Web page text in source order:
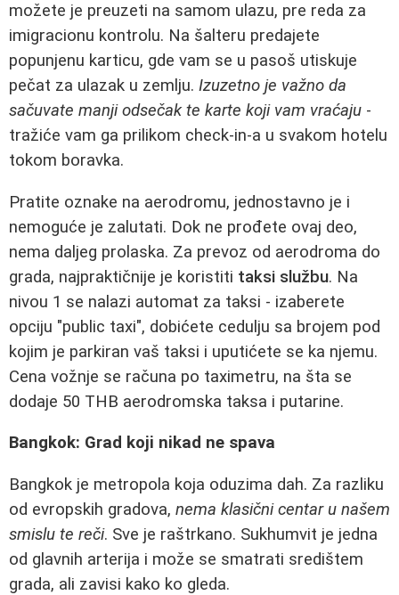
možete je preuzeti na samom ulazu, pre reda za
imigracionu kontrolu. Na šalteru predajete
popunjenu karticu, gde vam se u pasoš utiskuje
pečat za ulazak u zemlju. Izuzetno je važno da
sačuvate manji odsečak te karte koji vam vraćaju -
tražiće vam ga prilikom check-in-a u svakom hotelu
tokom boravka.
Pratite oznake na aerodromu, jednostavno je i
nemoguće je zalutati. Dok ne prođete ovaj deo,
nema daljeg prolaska. Za prevoz od aerodroma do
grada, najpraktičnije je koristiti taksi službu. Na
nivou 1 se nalazi automat za taksi - izaberete
opciju "public taxi", dobićete cedulju sa brojem pod
kojim je parkiran vaš taksi i uputićete se ka njemu.
Cena vožnje se računa po taximetru, na šta se
dodaje 50 THB aerodromska taksa i putarine.
Bangkok: Grad koji nikad ne spava
Bangkok je metropola koja oduzima dah. Za razliku
od evropskih gradova, nema klasični centar u našem
smislu te reči. Sve je raštrkano. Sukhumvit je jedna
od glavnih arterija i može se smatrati središtem
grada, ali zavisi kako ko gleda.